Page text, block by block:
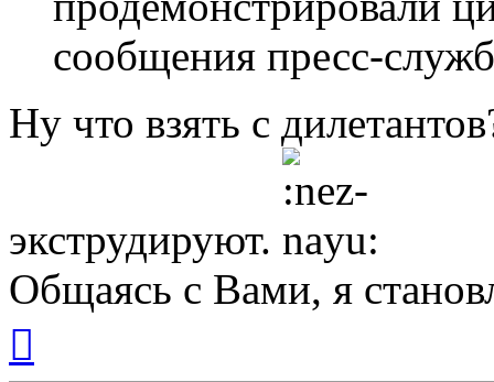
сообщения пресс-
Ну что взять с
экструдируют.
Общаясь с Вами, я
началу